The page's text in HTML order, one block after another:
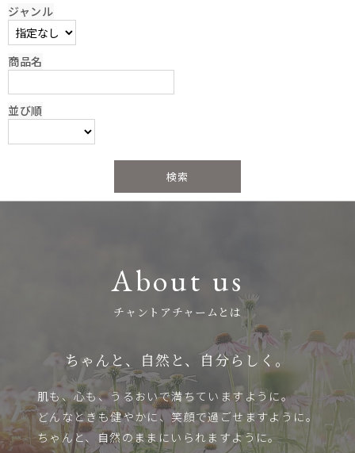
ジャンル
商品名
並び順
About us
チャントアチャームとは
ちゃんと、自然と、自分らしく。
肌も、心も、うるおいで満ちていますように。
どんなときも健やかに、笑顔で過ごせますように。
ちゃんと、自然のままにいられますように。